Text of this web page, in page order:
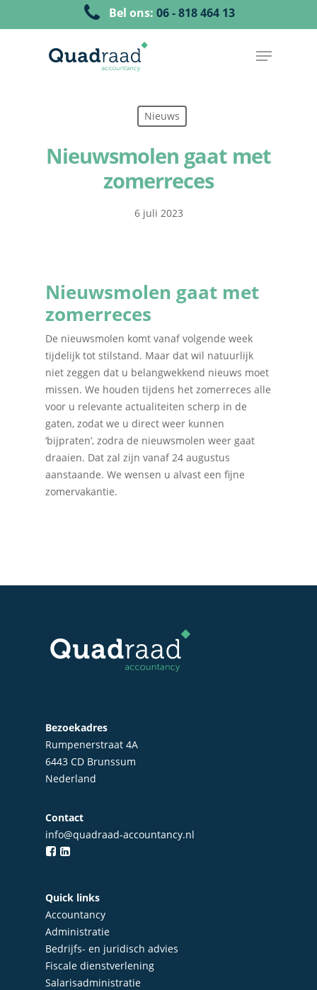
Bel ons: 06 - 818 464 13
Nieuws
Nieuwsmolen gaat met
zomerreces
6 juli 2023
Nieuwsmolen gaat met
zomerreces
De nieuwsmolen komt vanaf volgende week
tijdelijk tot stilstand. Maar dat wil natuurlijk
niet zeggen dat u belangwekkend nieuws moet
missen. We houden tijdens het zomerreces alle
voor u relevante actualiteiten scherp in de
gaten, zodat we u direct weer kunnen
‘bijpraten’, zodra de nieuwsmolen weer gaat
draaien. Dat zal zijn vanaf 24 augustus
aanstaande. We wensen u alvast een fijne
zomervakantie.
Bezoekadres
Rumpenerstraat 4A
6443 CD Brunssum
Nederland
Contact
info@quadraad-accountancy.nl
Quick links
Accountancy
Administratie
Bedrijfs- en juridisch advies
Fiscale dienstverlening
Salarisadministratie